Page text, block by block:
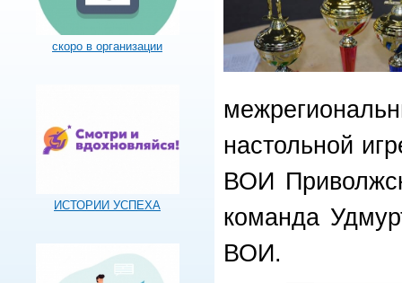
скоро в организации
ИСТОРИИ УСПЕХА
настольной
ВОИ
команда
ВОИ.